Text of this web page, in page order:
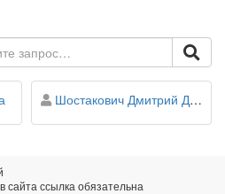
персона
Шостакович Дмитрий Дмитриевич
сайта ссылка обязательна